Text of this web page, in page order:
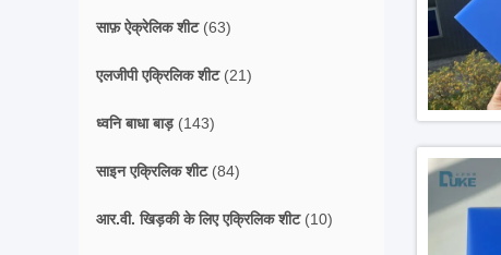
साफ़ ऐक्रेलिक शीट(63)
एलजीपी एक्रिलिक शीट(21)
ध्वनि बाधा बाड़(143)
साइन एक्रिलिक शीट(84)
आर.वी. खिड़की के लिए एक्रिलिक शीट(10)